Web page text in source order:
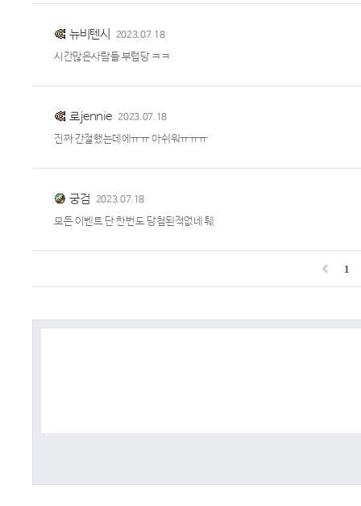
뉴비텐시 2023.07.18
시간많은사람들 부럽당 ㅋㅋ
로jennie 2023.07.18
진짜 간절했는데에ㅠㅠ 아쉬워ㅠㅠㅠ
궁검 2023.07.18
모든 이벤트 단 한번도 당첨된적없네 퉤
1